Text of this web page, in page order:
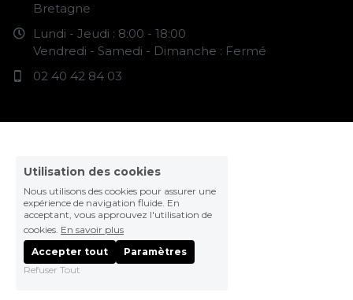
Bretagne
Lundi - Jeudi : 8:00 - 18:00
Vendredi - Samedi - Dimanche : Fermé
02 40 42 84 03
Utilisation des cookies
Nous utilisons des cookies pour assurer une
expérience de navigation fluide. En
acceptant, vous approuvez l'utilisation de
cookies. En savoir plus
Accepter tout
Paramètres
Refuser Tout